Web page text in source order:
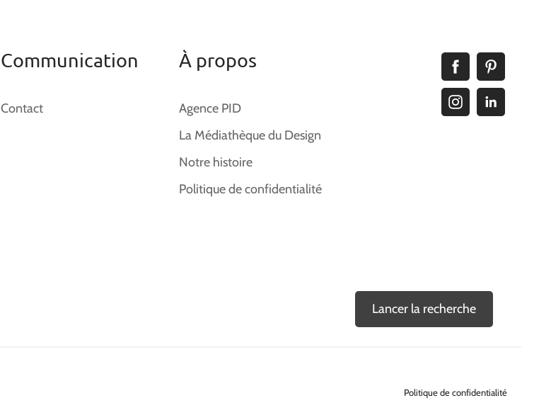
Communication
Contact
À propos
Agence PID
La Médiathèque du Design
Notre histoire
Politique de confidentialité
Lancer la recherche
Politique de confidentialité